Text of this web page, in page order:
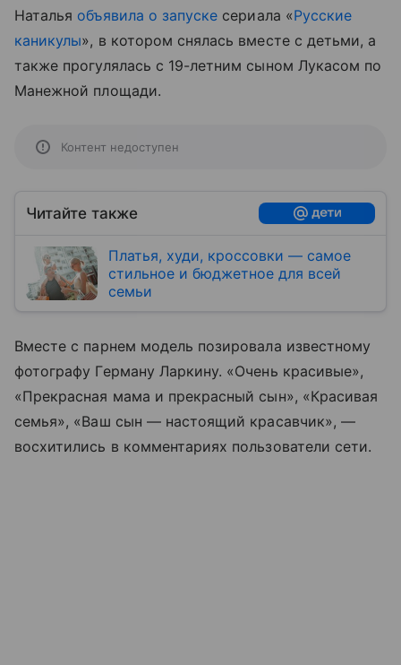
Наталья объявила о запуске сериала «Русские
каникулы», в котором снялась вместе с детьми, а
также прогулялась с 19-летним сыном Лукасом по
Манежной площади.
Контент недоступен
Читайте также
Платья, худи, кроссовки — самое
стильное и бюджетное для всей
семьи
Вместе с парнем модель позировала известному
фотографу Герману Ларкину. «Очень красивые»,
«Прекрасная мама и прекрасный сын», «Красивая
семья», «Ваш сын — настоящий красавчик», —
восхитились в комментариях пользователи сети.